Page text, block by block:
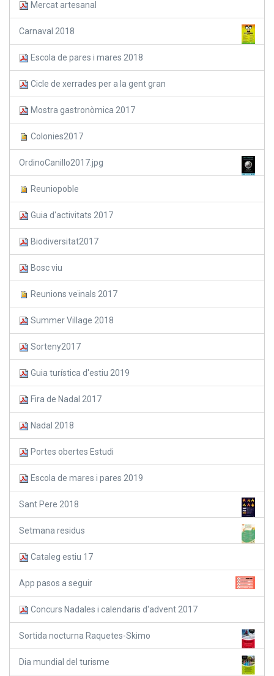
Mercat artesanal
Carnaval 2018
Escola de pares i mares 2018
Cicle de xerrades per a la gent gran
Mostra gastronòmica 2017
Colonies2017
OrdinoCanillo2017.jpg
Reuniopoble
Guia d'activitats 2017
Biodiversitat2017
Bosc viu
Reunions veïnals 2017
Summer Village 2018
Sorteny2017
Guia turística d'estiu 2019
Fira de Nadal 2017
Nadal 2018
Portes obertes Estudi
Escola de mares i pares 2019
Sant Pere 2018
Setmana residus
Cataleg estiu 17
App pasos a seguir
Concurs Nadales i calendaris d'advent 2017
Sortida nocturna Raquetes-Skimo
Dia mundial del turisme